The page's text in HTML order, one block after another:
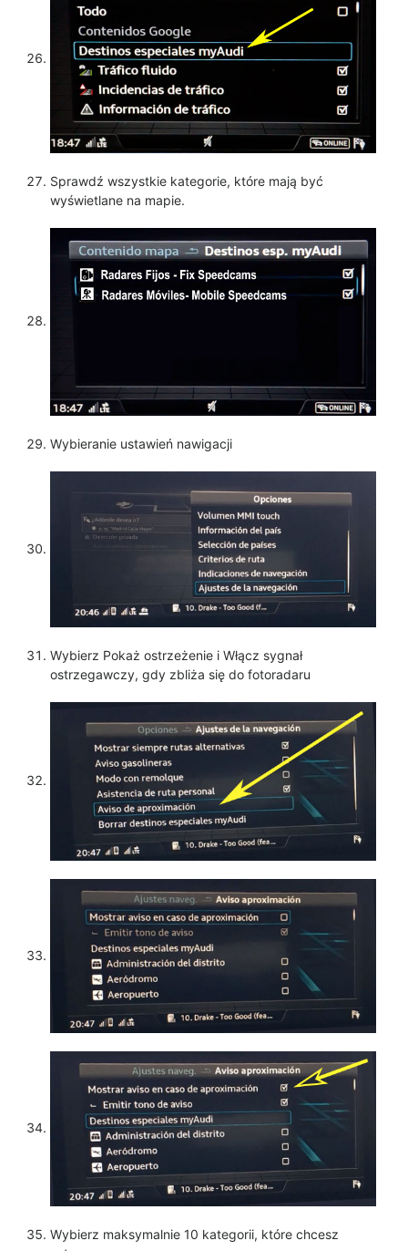
Sprawdź wszystkie kategorie, które mają być
wyświetlane na mapie.
Wybieranie ustawień nawigacji
Wybierz Pokaż ostrzeżenie i Włącz sygnał
ostrzegawczy, gdy zbliża się do fotoradaru
Wybierz maksymalnie 10 kategorii, które chcesz